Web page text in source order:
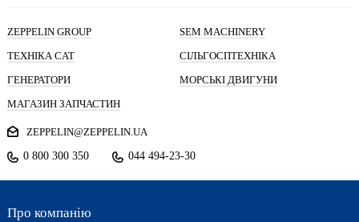
ZEPPELIN GROUP
SEM MACHINERY
ТЕХНІКА CAT
СІЛЬГОСПТЕХНІКА
ГЕНЕРАТОРИ
МОРСЬКІ ДВИГУНИ
МАГАЗИН ЗАПЧАСТИН
ZEPPELIN@ZEPPELIN.UA
0 800 300 350
044 494-23-30
Про компанію